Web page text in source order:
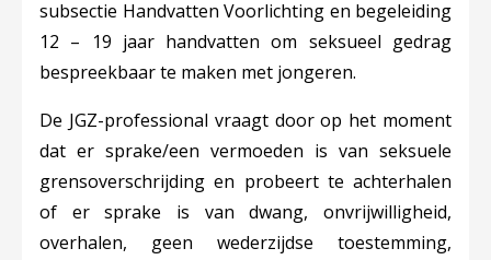
subsectie Handvatten Voorlichting en begeleiding
12 – 19 jaar handvatten om seksueel gedrag
bespreekbaar te maken met jongeren.
De JGZ-professional vraagt door op het moment
dat er sprake/een vermoeden is van seksuele
grensoverschrijding en probeert te achterhalen
of er sprake is van dwang, onvrijwilligheid,
overhalen, geen wederzijdse toestemming,